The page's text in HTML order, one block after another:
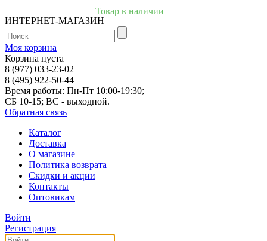
ИНТЕРНЕТ-МАГАЗИН
Моя корзина
Корзина пуста
8 (977) 033-23-02
8 (495) 922-50-44
Время работы: Пн-Пт 10:00-19:30;
СБ 10-15; ВС - выходной.
Обратная связь
Каталог
Доставка
О магазине
Политика возврата
Скидки и акции
Контакты
Оптовикам
Войти
Регистрация
Товар в наличии